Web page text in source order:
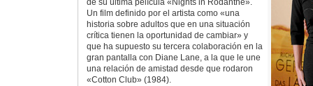
de su última película «Nights in Rodanthe».
Un film definido por el artista como «una
historia sobre adultos que en una situación
crítica tienen la oportunidad de cambiar» y
que ha supuesto su tercera colaboración en la
gran pantalla con Diane Lane, a la que le une
una relación de amistad desde que rodaron
«Cotton Club» (1984).